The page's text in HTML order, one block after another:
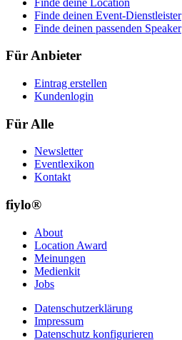
Finde deinen Event-Dienstleister
Finde deinen passenden Speaker
Für Anbieter
Eintrag erstellen
Kundenlogin
Für Alle
Newsletter
Eventlexikon
Kontakt
fiylo®
About
Location Award
Meinungen
Medienkit
Jobs
Datenschutzerklärung
Impressum
Datenschutz konfigurieren